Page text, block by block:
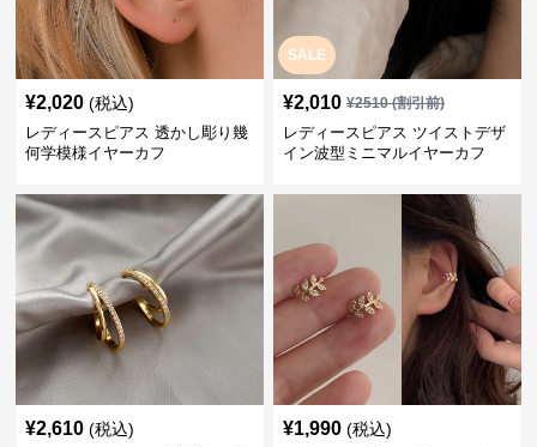
¥2,020 (税込)
レディースピアス 透かし彫り幾
何学模様イヤーカフ
SALE
¥2,010 ¥2510(割引前)
レディースピアス ツイストデザ
イン波型ミニマルイヤーカフ
¥2,610 (税込) ¥1,990 (税込)